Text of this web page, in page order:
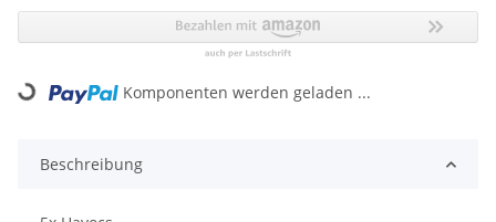
Loading... Komponenten werden geladen ...
Beschreibung